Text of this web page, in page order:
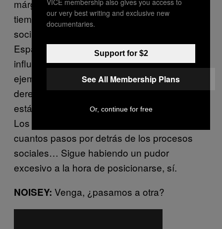
márgenes muy amplios, por el lugar y el
tiempo en el que nace y por los procesos
sociales que tienen lugar mientras surge. En
España el clima creado tras el 15M fue muy
influyente y muy positivo. Gracias al 15M, por
ejemplo, no ha habido un auge de la extrema
derecha como en otros países. Y ese clima lo
está recogiendo aún la escena musical…
Los músicos aquí́ a veces vamos unos
cuantos pasos por detrás de los procesos
sociales… Sigue habiendo un pudor
excesivo a la hora de posicionarse, sí.
NOISEY: Venga, ¿pasamos a otra?
our very best writing and exclusive new
documentaries.
Support for $2
See All Membership Plans
Or, continue for free